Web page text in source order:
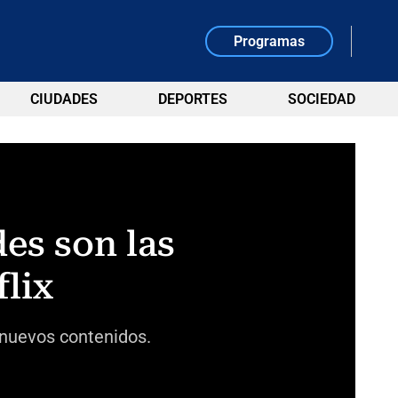
Programas
CIUDADES DEPORTES SOCIEDAD
son las
contenidos.